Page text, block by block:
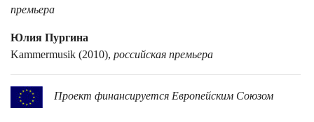
премьера
Юлия Пургина
Kammermusik (2010), российская премьера
Проект финансируется Европейским Союзом